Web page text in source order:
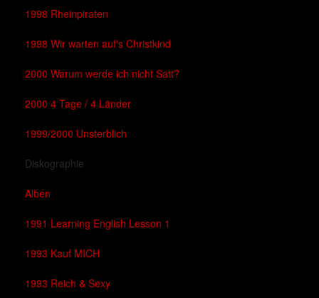
1998 Rheinpiraten
1998 Wir warten auf's Christkind
2000 Warum werde ich nicht Satt?
2000 4 Tage / 4 Länder
1999/2000 Unsterblich
Diskographie
Alben
1991 Learning English Lesson 1
1993 Kauf MICH
1993 Reich & Sexy